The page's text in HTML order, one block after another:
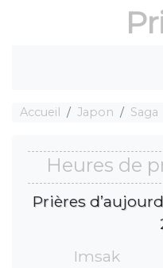
Accueil Japon Saga
Heures de
Prières
Imsak